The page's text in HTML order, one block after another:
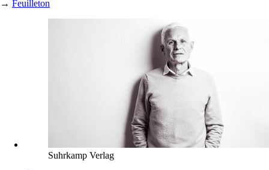
→ Feuilleton
Suhrkamp Verlag